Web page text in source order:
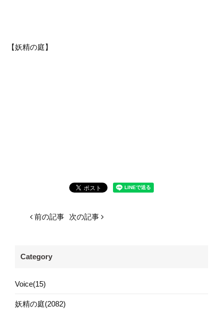
【妖精の庭】
前の記事 次の記事
Category
Voice(15)
妖精の庭(2082)